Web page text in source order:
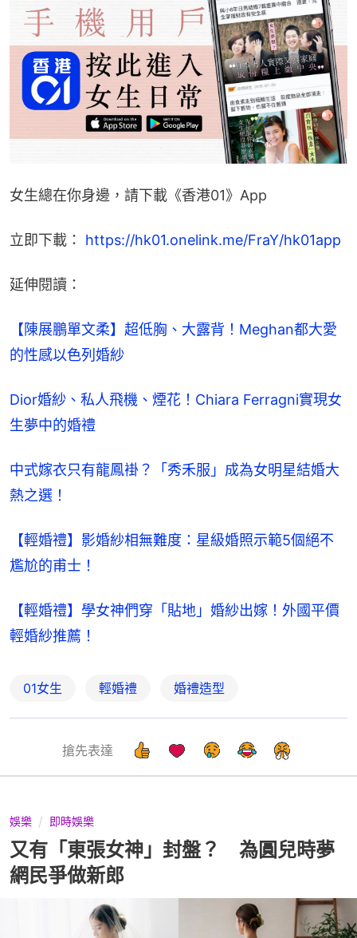
女生總在你身邊，請下載《香港01》App
立即下載： https://hk01.onelink.me/FraY/hk01app
延伸閱讀：
【陳展鵬單文柔】超低胸、大露背！Meghan都大愛
的性感以色列婚紗
Dior婚紗、私人飛機、煙花！Chiara Ferragni實現女
生夢中的婚禮
中式嫁衣只有龍鳳褂？「秀禾服」成為女明星結婚大
熱之選！
【輕婚禮】影婚紗相無難度：星級婚照示範5個絕不
尷尬的甫士！
【輕婚禮】學女神們穿「貼地」婚紗出嫁！外國平價
輕婚紗推薦！
01女生 輕婚禮 婚禮造型
搶先表達
娛樂 即時娛樂
又有「東張女神」封盤？ 為圓兒時夢
網民爭做新郎